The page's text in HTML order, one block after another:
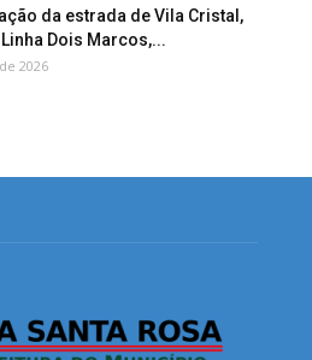
da estrada de Vila Cristal,
Dois Marcos,...
2026